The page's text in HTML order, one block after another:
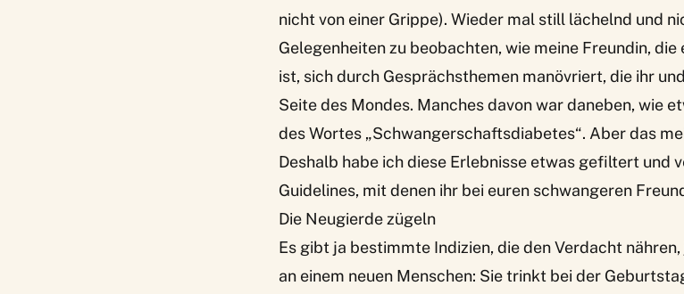
nicht von einer Grippe). Wieder mal still lächelnd und
Gelegenheiten zu beobachten, wie meine Freundin,
ist, sich durch Gesprächsthemen manövriert, die ihr
Seite des Mondes. Manches davon war daneben, wie
des Wortes „Schwangerschaftsdiabetes“. Aber das
Deshalb habe ich diese Erlebnisse etwas gefiltert und
Guidelines, mit denen ihr bei euren schwangeren
Die Neugierde zügeln
Es gibt ja bestimmte Indizien, die den Verdacht
an einem neuen Menschen: Sie trinkt bei der